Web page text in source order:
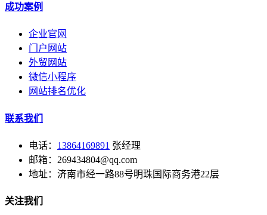
成功案例
企业官网
门户网站
外贸网站
微信小程序
网站排名优化
联系我们
电话： 13864169891 张经理
邮箱：269434804@qq.com
地址：济南市经一路88号明珠国际商务港22层
关注我们